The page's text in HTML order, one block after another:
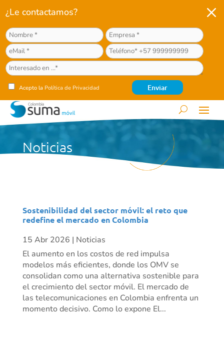
¿Le contactamos?
Acepto la Política de Privacidad
M
Noticias
Sostenibilidad del sector móvil: el reto que
redefine el mercado en Colombia
15 Abr 2026 | Noticias
El aumento en los costos de red impulsa
modelos más eficientes, donde los OMV se
consolidan como una alternativa sostenible para
el crecimiento del sector móvil. El mercado de
las telecomunicaciones en Colombia enfrenta un
momento decisivo. Como lo expone El...